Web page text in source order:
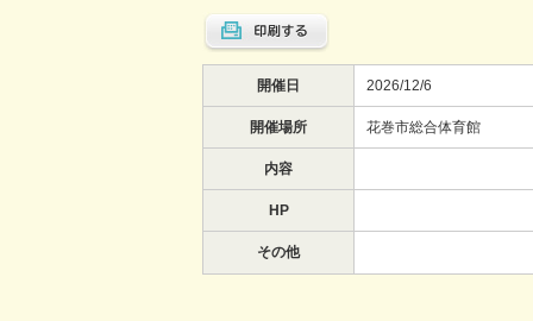
開催日 2026/12/6
開催場所 花巻市総合体育館
内容
HP
その他